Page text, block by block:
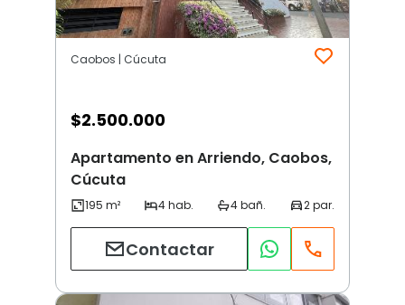
Caobos | Cúcuta
$2.500.000
Apartamento en Arriendo, Caobos,
Cúcuta
Contactar